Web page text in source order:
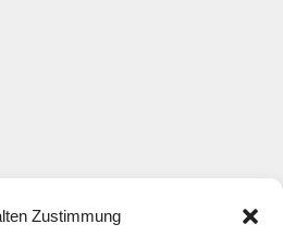
Zustimmung